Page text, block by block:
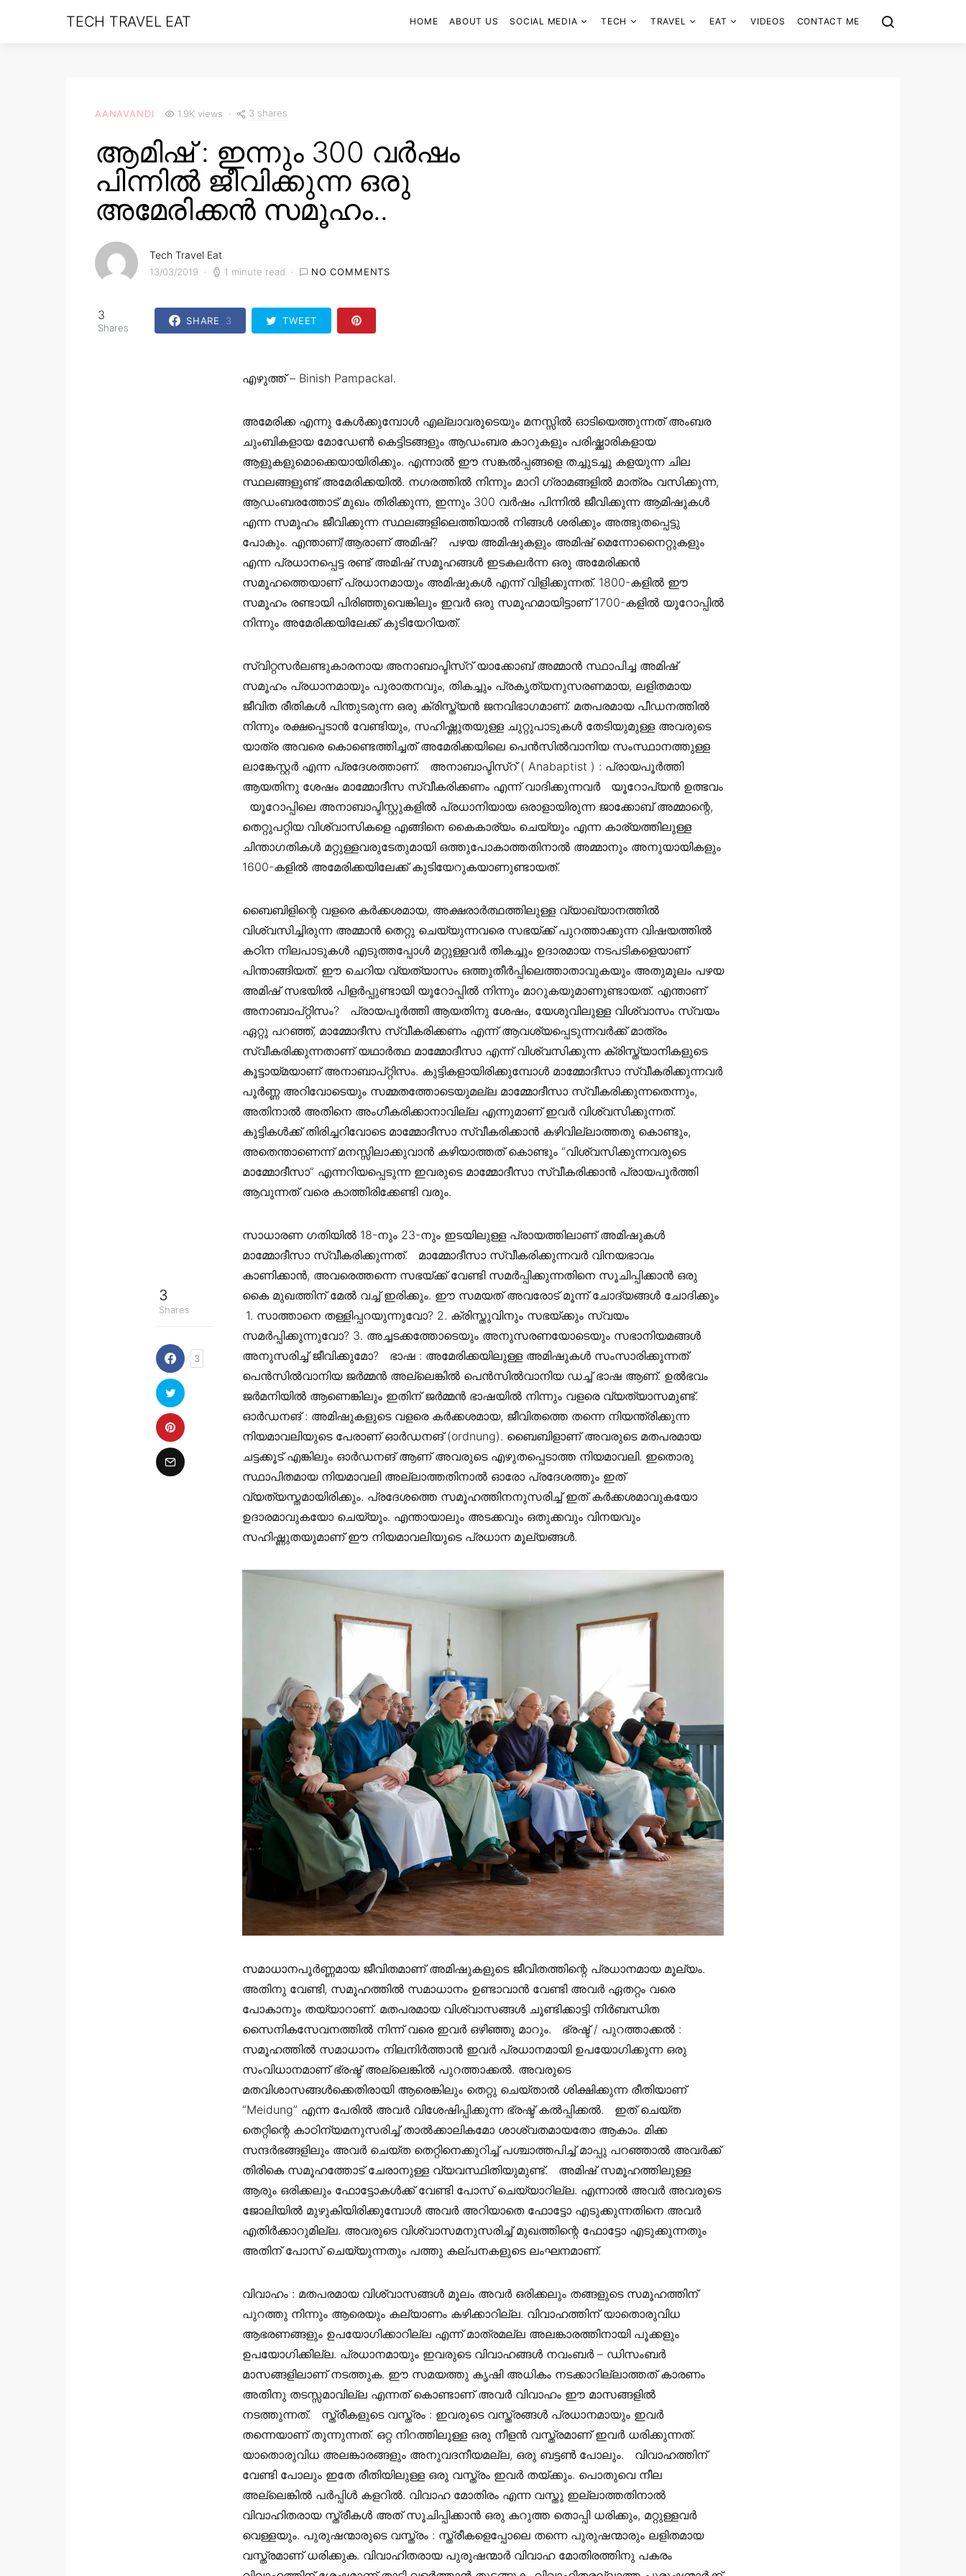
TECH TRAVEL EAT HOME ABOUT US SOCIAL MEDIA TECH TRAVEL EAT VIDEOS CONTACT ME
AANAVANDI 1.9K views 3 shares
ആമിഷ് : ഇന്നും 300 വർഷം
പിന്നിൽ ജീവിക്കുന്ന ഒരു
അമേരിക്കൻ സമൂഹം..
Tech Travel Eat
13/03/2019 1 minute read NO COMMENTS
3
Shares
SHARE 3 TWEET
3
Shares
3
എഴുത്ത് – Binish Pampackal‎.
അമേരിക്ക എന്നു കേൾക്കുമ്പോൾ എല്ലാവരുടെയും മനസ്സിൽ ഓടിയെത്തുന്നത് അംബര
ചുംബികളായ മോഡേൺ കെട്ടിടങ്ങളും ആഡംബര കാറുകളും പരിഷ്ക്കാരികളായ
ആളുകളുമൊക്കെയായിരിക്കും. എന്നാൽ ഈ സങ്കൽപ്പങ്ങളെ തച്ചുടച്ചു കളയുന്ന ചില
സ്ഥലങ്ങളുണ്ട് അമേരിക്കയിൽ. നഗരത്തിൽ നിന്നും മാറി ഗ്രാമങ്ങളിൽ മാത്രം വസിക്കുന്ന,
ആഡംബരത്തോട് മുഖം തിരിക്കുന്ന, ഇന്നും 300 വർഷം പിന്നിൽ ജീവിക്കുന്ന ആമിഷുകൾ
എന്ന സമൂഹം ജീവിക്കുന്ന സ്ഥലങ്ങളിലെത്തിയാൽ നിങ്ങൾ ശരിക്കും അത്ഭുതപ്പെട്ടു
പോകും. എന്താണ്/ആരാണ് അമിഷ്? ‍‍‍‍ ‍‍ പഴയ അമിഷുകളും അമിഷ് മെന്നോനൈറ്റുകളും
എന്ന പ്രധാനപ്പെട്ട രണ്ട് അമിഷ് സമൂഹങ്ങൾ ഇടകലർന്ന ഒരു അമേരിക്കൻ
സമൂഹത്തെയാണ് പ്രധാനമായും അമിഷുകൾ എന്ന് വിളിക്കുന്നത്. 1800-കളിൽ ഈ
സമൂഹം രണ്ടായി പിരിഞ്ഞുവെങ്കിലും ഇവർ ഒരു സമൂഹമായിട്ടാണ് 1700-കളിൽ യൂറോപ്പിൽ
നിന്നും അമേരിക്കയിലേക്ക് കുടിയേറിയത്. ‍‍‍‍ ‍‍
സ്വിറ്റസർലണ്ടുകാരനായ അനാബാപ്ടിസ്റ് യാക്കോബ് അമ്മാൻ സ്ഥാപിച്ച അമിഷ്
സമൂഹം പ്രധാനമായും പുരാതനവും, തികച്ചും പ്രകൃത്യനുസരണമായ, ലളിതമായ
ജീവിത രീതികൾ പിന്തുടരുന്ന ഒരു ക്രിസ്ത്യൻ ജനവിഭാഗമാണ്. മതപരമായ പീഡനത്തിൽ
നിന്നും രക്ഷപ്പെടാൻ വേണ്ടിയും, സഹിഷ്ണുതയുള്ള ചുറ്റുപാടുകൾ തേടിയുമുള്ള അവരുടെ
യാത്ര അവരെ കൊണ്ടെത്തിച്ചത് അമേരിക്കയിലെ പെൻസിൽവാനിയ സംസ്ഥാനത്തുള്ള
ലാങ്കേസ്റ്റർ എന്ന പ്രദേശത്താണ്. ‍‍‍‍ ‍‍ അനാബാപ്ടിസ്റ് ( Anabaptist ) : പ്രായപൂർത്തി
ആയതിനു ശേഷം മാമ്മോദീസ സ്വീകരിക്കണം എന്ന് വാദിക്കുന്നവർ ‍‍‍‍ ‍‍ യൂറോപ്യൻ ഉത്ഭവം
‍‍‍‍ ‍‍ യൂറോപ്പിലെ അനാബാപ്ടിസ്റ്റുകളിൽ പ്രധാനിയായ ഒരാളായിരുന്ന ജാക്കോബ് അമ്മാന്റെ,
തെറ്റുപറ്റിയ വിശ്വാസികളെ എങ്ങിനെ കൈകാര്യം ചെയ്യും എന്ന കാര്യത്തിലുള്ള
ചിന്താഗതികൾ മറ്റുള്ളവരുടേതുമായി ഒത്തുപോകാത്തതിനാൽ അമ്മാനും അനുയായികളും
1600-കളിൽ അമേരിക്കയിലേക്ക് കുടിയേറുകയാണുണ്ടായത്. ‍‍‍‍ ‍‍
ബൈബിളിന്റെ വളരെ കർക്കശമായ, അക്ഷരാർത്ഥത്തിലുള്ള വ്യാഖ്യാനത്തിൽ
വിശ്വസിച്ചിരുന്ന അമ്മാൻ തെറ്റു ചെയ്യുന്നവരെ സഭയ്ക്ക് പുറത്താക്കുന്ന വിഷയത്തിൽ
കഠിന നിലപാടുകൾ എടുത്തപ്പോൾ മറ്റുള്ളവർ തികച്ചും ഉദാരമായ നടപടികളെയാണ്
പിന്താങ്ങിയത്. ഈ ചെറിയ വ്യത്യാസം ഒത്തുതീർപ്പിലെത്താതാവുകയും അതുമൂലം പഴയ
അമിഷ് സഭയിൽ പിളർപ്പുണ്ടായി യൂറോപ്പിൽ നിന്നും മാറുകയുമാണുണ്ടായത്. ‍‍‍‍എന്താണ്
അനാബാപ്റ്റിസം? ‍‍‍‍ ‍‍ പ്രായപൂർത്തി ആയതിനു ശേഷം, യേശുവിലുള്ള വിശ്വാസം സ്വയം
ഏറ്റു പറഞ്ഞ്, മാമ്മോദീസ സ്വീകരിക്കണം എന്ന് ആവശ്യപ്പെടുന്നവർക്ക് മാത്രം
സ്വീകരിക്കുന്നതാണ് യഥാർത്ഥ മാമ്മോദീസാ എന്ന് വിശ്വസിക്കുന്ന ക്രിസ്ത്യാനികളുടെ
കൂട്ടായ്മയാണ് അനാബാപ്റ്റിസം. കുട്ടികളായിരിക്കുമ്പോൾ മാമ്മോദീസാ സ്വീകരിക്കുന്നവർ
പൂർണ്ണ അറിവോടെയും സമ്മതത്തോടെയുമല്ല മാമ്മോദീസാ സ്വീകരിക്കുന്നതെന്നും,
അതിനാൽ അതിനെ അംഗീകരിക്കാനാവില്ല എന്നുമാണ് ഇവർ വിശ്വസിക്കുന്നത്.
‍‍‍‍കുട്ടികൾക്ക് തിരിച്ചറിവോടെ മാമ്മോദീസാ സ്വീകരിക്കാൻ കഴിവില്ലാത്തതു കൊണ്ടും,
അതെന്താണെന്ന് മനസ്സിലാക്കുവാൻ കഴിയാത്തത് കൊണ്ടും “വിശ്വസിക്കുന്നവരുടെ
മാമ്മോദീസാ” എന്നറിയപ്പെടുന്ന ഇവരുടെ മാമ്മോദീസാ സ്വീകരിക്കാൻ പ്രായപൂർത്തി
ആവുന്നത് വരെ കാത്തിരിക്കേണ്ടി വരും. ‍‍‍‍
സാധാരണ ഗതിയിൽ 18-നും 23-നും ഇടയിലുള്ള പ്രായത്തിലാണ് അമിഷുകൾ
മാമ്മോദീസാ സ്വീകരിക്കുന്നത്. ‍‍‍‍ ‍‍ മാമ്മോദീസാ സ്വീകരിക്കുന്നവർ വിനയഭാവം
കാണിക്കാൻ, അവരെത്തന്നെ സഭയ്ക്ക് വേണ്ടി സമർപ്പിക്കുന്നതിനെ സൂചിപ്പിക്കാൻ ഒരു
കൈ മുഖത്തിന് മേൽ വച്ച് ഇരിക്കും. ഈ സമയത് അവരോട് മൂന്ന് ചോദ്യങ്ങൾ ചോദിക്കും ‍‍‍‍
‍‍ 1. സാത്താനെ തള്ളിപ്പറയുന്നുവോ? 2. ക്രിസ്തുവിനും സഭയ്ക്കും സ്വയം
സമർപ്പിക്കുന്നുവോ? 3. അച്ചടക്കത്തോടെയും അനുസരണയോടെയും സഭാനിയമങ്ങൾ
അനുസരിച്ച് ജീവിക്കുമോ? ‍‍‍‍ ‍‍ ഭാഷ : അമേരിക്കയിലുള്ള അമിഷുകൾ സംസാരിക്കുന്നത്
പെൻസിൽവാനിയ ജർമ്മൻ അല്ലെങ്കിൽ പെൻസിൽവാനിയ ഡച്ച് ഭാഷ ആണ്. ഉൽഭവം
ജർമനിയിൽ ആണെങ്കിലും ഇതിന് ജർമ്മൻ ഭാഷയിൽ നിന്നും വളരെ വ്യത്യാസമുണ്ട്.
‍‍‍‍ഓർഡനങ് : അമിഷുകളുടെ വളരെ കർക്കശമായ, ജീവിതത്തെ തന്നെ നിയന്ത്രിക്കുന്ന
നിയമാവലിയുടെ പേരാണ് ഓർഡനങ് (ordnung). ബൈബിളാണ് അവരുടെ മതപരമായ
ചട്ടക്കൂട് എങ്കിലും ഓർഡനങ് ആണ് അവരുടെ എഴുതപ്പെടാത്ത നിയമാവലി. ‍‍‍‍ഇതൊരു
സ്ഥാപിതമായ നിയമാവലി അല്ലാത്തതിനാൽ ഓരോ പ്രദേശത്തും ഇത്
വ്യത്യസ്തമായിരിക്കും. പ്രദേശത്തെ സമൂഹത്തിനനുസരിച്ച് ഇത് കർക്കശമാവുകയോ
ഉദാരമാവുകയോ ചെയ്യും. എന്തായാലും അടക്കവും ഒതുക്കവും വിനയവും
സഹിഷ്ണുതയുമാണ് ഈ നിയമാവലിയുടെ പ്രധാന മൂല്യങ്ങൾ. ‍‍‍
സമാധാനപൂർണ്ണമായ ജീവിതമാണ് അമിഷുകളുടെ ജീവിതത്തിന്റെ പ്രധാനമായ മൂല്യം.
അതിനു വേണ്ടി, സമൂഹത്തിൽ സമാധാനം ഉണ്ടാവാൻ വേണ്ടി അവർ ഏതറ്റം വരെ
പോകാനും തയ്യാറാണ്. മതപരമായ വിശ്വാസങ്ങൾ ചൂണ്ടിക്കാട്ടി നിർബന്ധിത
സൈനികസേവനത്തിൽ നിന്ന് വരെ ഇവർ ഒഴിഞ്ഞു മാറും. ‍‍‍‍ ‍‍ ഭ്രഷ്ട് / പുറത്താക്കൽ :
സമൂഹത്തിൽ സമാധാനം നിലനിർത്താൻ ഇവർ പ്രധാനമായി ഉപയോഗിക്കുന്ന ഒരു
സംവിധാനമാണ് ഭ്രഷ്ട് അല്ലെങ്കിൽ പുറത്താക്കൽ. അവരുടെ
മതവിശാസങ്ങൾക്കെതിരായി ആരെങ്കിലും തെറ്റു ചെയ്‌താൽ ശിക്ഷിക്കുന്ന രീതിയാണ്
“Meidung” എന്ന പേരിൽ അവർ വിശേഷിപ്പിക്കുന്ന ഭ്രഷ്ട് കൽപ്പിക്കൽ. ‍‍‍‍ ‍‍ ഇത് ചെയ്ത
തെറ്റിന്റെ കാഠിന്യമനുസരിച്ച് താൽക്കാലികമോ ശാശ്വതമായതോ ആകാം. മിക്ക
സന്ദർഭങ്ങളിലും അവർ ചെയ്‌ത തെറ്റിനെക്കുറിച്ച് പശ്ചാത്തപിച്ച് മാപ്പു പറഞ്ഞാൽ അവർക്ക്
തിരികെ സമൂഹത്തോട് ചേരാനുള്ള വ്യവസ്ഥിതിയുമുണ്ട്. ‍‍‍‍ ‍‍ അമിഷ് സമൂഹത്തിലുള്ള
ആരും ഒരിക്കലും ഫോട്ടോകൾക്ക് വേണ്ടി പോസ് ചെയ്യാറില്ല. എന്നാൽ അവർ അവരുടെ
ജോലിയിൽ മുഴുകിയിരിക്കുമ്പോൾ അവർ അറിയാതെ ഫോട്ടോ എടുക്കുന്നതിനെ അവർ
എതിർക്കാറുമില്ല. അവരുടെ വിശ്വാസമനുസരിച്ച് മുഖത്തിന്റെ ഫോട്ടോ എടുക്കുന്നതും
അതിന് പോസ് ചെയ്യുന്നതും പത്തു കല്പനകളുടെ ലംഘനമാണ്. ‍‍‍‍
വിവാഹം : മതപരമായ വിശ്വാസങ്ങൾ മൂലം അവർ ഒരിക്കലും തങ്ങളുടെ സമൂഹത്തിന്
പുറത്തു നിന്നും ആരെയും കല്യാണം കഴിക്കാറില്ല. വിവാഹത്തിന് യാതൊരുവിധ
ആഭരണങ്ങളും ഉപയോഗിക്കാറില്ല എന്ന് മാത്രമല്ല അലങ്കാരത്തിനായി പൂക്കളും
ഉപയോഗിക്കില്ല. പ്രധാനമായും ഇവരുടെ വിവാഹങ്ങൾ നവംബർ – ഡിസംബർ
മാസങ്ങളിലാണ് നടത്തുക. ഈ സമയത്തു കൃഷി അധികം നടക്കാറില്ലാത്തത് കാരണം
അതിനു തടസ്സമാവില്ല എന്നത് കൊണ്ടാണ് അവർ വിവാഹം ഈ മാസങ്ങളിൽ
നടത്തുന്നത്. ‍‍‍‍ ‍‍ സ്ത്രീകളുടെ വസ്ത്രം : ഇവരുടെ വസ്ത്രങ്ങൾ പ്രധാനമായും ഇവർ
തന്നെയാണ് തുന്നുന്നത്. ഒറ്റ നിറത്തിലുള്ള ഒരു നീളൻ വസ്ത്രമാണ് ഇവർ ധരിക്കുന്നത്.
യാതൊരുവിധ അലങ്കാരങ്ങളും അനുവദനീയമല്ല, ഒരു ബട്ടൺ പോലും. ‍‍‍‍ ‍‍ വിവാഹത്തിന്
വേണ്ടി പോലും ഇതേ രീതിയിലുള്ള ഒരു വസ്ത്രം ഇവർ തയ്ക്കും. പൊതുവെ നീല
അല്ലെങ്കിൽ പർപ്പിൾ കളറിൽ. വിവാഹ മോതിരം എന്ന വസ്തു ഇല്ലാത്തതിനാൽ
വിവാഹിതരായ സ്ത്രീകൾ അത് സൂചിപ്പിക്കാൻ ഒരു കറുത്ത തൊപ്പി ധരിക്കും, മറ്റുള്ളവർ
വെള്ളയും. പുരുഷന്മാരുടെ വസ്ത്രം : സ്ത്രീകളെപ്പോലെ തന്നെ പുരുഷന്മാരും ലളിതമായ
വസ്ത്രമാണ് ധരിക്കുക. വിവാഹിതരായ പുരുഷന്മാർ വിവാഹ മോതിരത്തിനു പകരം